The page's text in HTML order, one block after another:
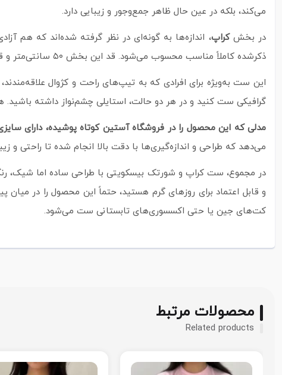
می‌کند، بلکه در عین حال ظاهر جمع‌وجور و زیبایی دارد.
در بخشکراپ
ذکرشده کاملاً مناسب محسوب می‌شود. قد این بخش ۵۰ سانتی‌متر و قد آستین از یقه ۴۳ سانتی‌متر است؛ ترکیبی ایده‌آل برای کسانی که به دنبال استایلی مدرن ولی پوشیده هستند.
این ست به‌ویژه برای افرادی که به تیپ‌های راحت و کژوال
گرافیکی ست کنید و در هر دو حالت، استایلی چشم‌نواز داشته باشید.
مدلی که این محصول را در فروشگاه آستین کوتاه پوشیده، دارای سایزی بین ۳۸
می‌دهد که طراحی و اندازه‌گیری‌ها با دقت بالا انجام شده تا راحتی و
در مجموع، ست کراپ و شورتک بیسکویتی با طراحی ساده اما شیک،
و قابل اعتماد برای روزهای گرم هستید، حتماً این محصول را در میان
کت‌های جین یا حتی اکسسوری‌های تابستانی ست می‌شود.
محصولات مرتبط
Related products